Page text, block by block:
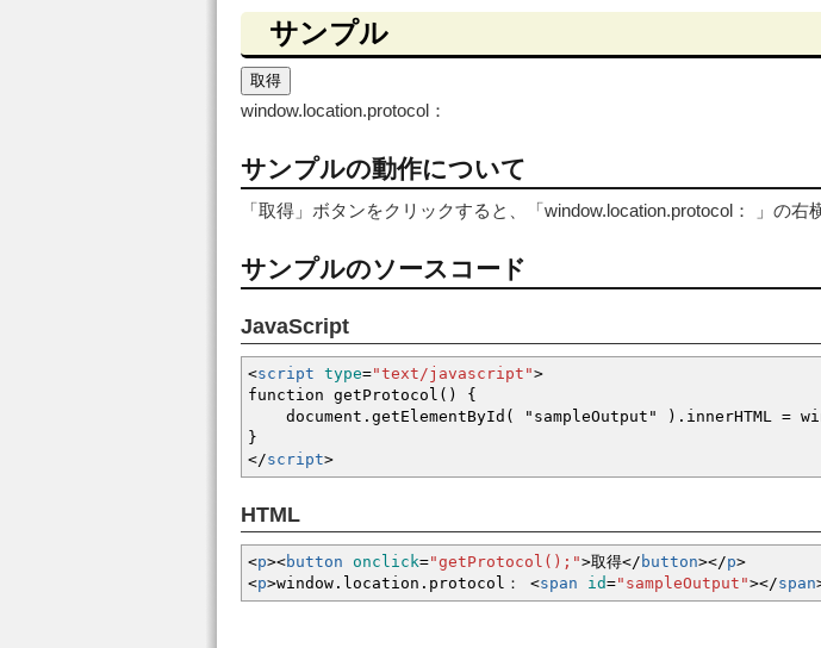
サンプル
取得
window.location.protocol：
サンプルの動作について
「取得」ボタンをクリックすると、「window.location.protocol： 」の右
サンプルのソースコード
JavaScript
<script type="text/javascript">
function getProtocol() {
document.getElementById( "sampleOutput" ).innerHTML =
}
</script>
HTML
<p><button onclick="getProtocol();">取得</ button></p>
<p>window.location.protocol： <span id="sampleOutput"></span